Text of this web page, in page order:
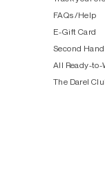
FAQs/Help
E-Gift Card
Second
All Ready-to-
The Darel